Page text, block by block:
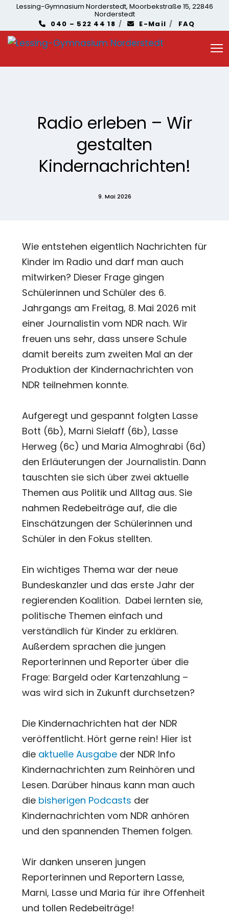
Lessing-Gymnasium Norderstedt, Moorbekstraße 15, 22846
Norderstedt
040 – 522 44 18
E-Mail FAQ
Radio erleben – Wir
gestalten
Kindernachrichten!
9. Mai 2026
Wie entstehen eigentlich Nachrichten für
Kinder im Radio und darf man auch
mitwirken? Dieser Frage gingen
Schülerinnen und Schüler des 6.
Jahrgangs am Freitag, 8. Mai 2026 mit
einer Journalistin vom NDR nach. Wir
freuen uns sehr, dass unsere Schule
damit bereits zum zweiten Mal an der
Produktion der Kindernachrichten von
NDR teilnehmen konnte.
Aufgeregt und gespannt folgten Lasse
Bott (6b), Marni Sielaff (6b), Lasse
Herweg (6c) und Maria Almoghrabi (6d)
den Erläuterungen der Journalistin. Dann
tauschten sie sich über zwei aktuelle
Themen aus Politik und Alltag aus. Sie
nahmen Redebeiträge auf, die die
Einschätzungen der Schülerinnen und
Schüler in den Fokus stellten.
Ein wichtiges Thema war der neue
Bundeskanzler und das erste Jahr der
regierenden Koalition. Dabei lernten sie,
politische Themen einfach und
verständlich für Kinder zu erklären.
Außerdem sprachen die jungen
Reporterinnen und Reporter über die
Frage: Bargeld oder Kartenzahlung –
was wird sich in Zukunft durchsetzen?
Die Kindernachrichten hat der NDR
veröffentlicht. Hört gerne rein! Hier ist
dieaktuelle Ausgabeder NDR Info
Kindernachrichten zum Reinhören und
Lesen. Darüber hinaus kann man auch
die bisherigen Podcasts der
Kindernachrichten vom NDR anhören
und den spannenden Themen folgen.
Wir danken unseren jungen
Reporterinnen und Reportern Lasse,
Marni, Lasse und Maria für ihre Offenheit
und tollen Redebeiträge!